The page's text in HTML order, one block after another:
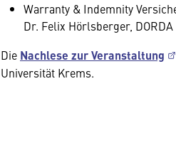
Warranty & Indemnity
Dr. Felix Hörlsberger,
Die Nachlese zur Veranstaltung
Universität Krems.